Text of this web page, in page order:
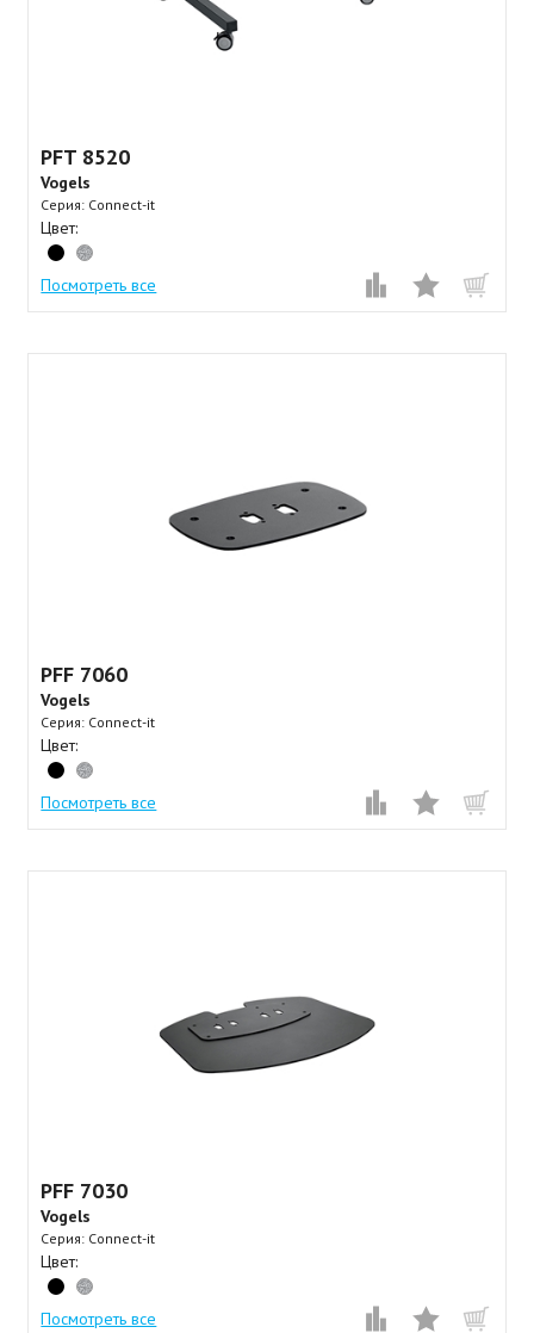
PFT 8520
Vogels
Серия: Connect-it
Цвет:
Посмотреть все
PFF 7060⠀
Vogels
Серия: Connect-it
Цвет:
Посмотреть все
PFF 7030⠀
Vogels
Серия: Connect-it
Цвет:
Посмотреть все